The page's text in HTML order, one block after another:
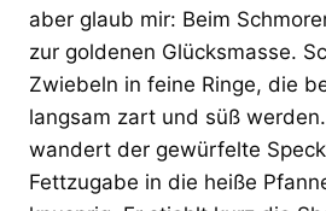
aber glaub mir: Beim
zur goldenen Glücksmasse.
Zwiebeln in feine Ringe, die
langsam zart und süß
wandert der gewürfelte
Fettzugabe in die heiße